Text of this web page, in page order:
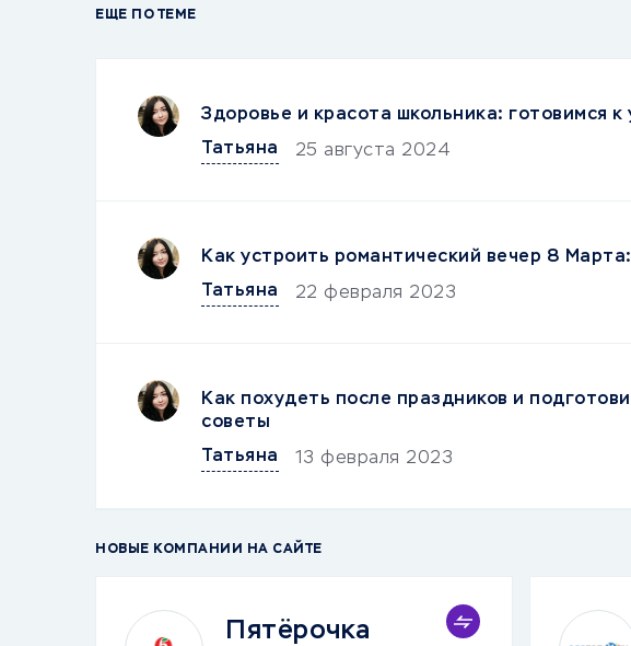
ЕЩЕ ПО ТЕМЕ
Здоровье и красота школьника: готовимся к
Татьяна
25 августа 2024
Как устроить романтический вечер 8
Татьяна
22 февраля 2023
Как похудеть после праздников и
советы
Татьяна
13 февраля 2023
НОВЫЕ КОМПАНИИ НА САЙТЕ
Пятёрочка